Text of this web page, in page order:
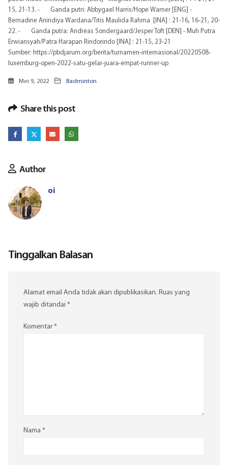
15, 21-13. - Ganda putri: Abbygael Harris/Hope Warner [ENG] -
Bernadine Anindiya Wardana/Titis Maulida Rahma [INA] : 21-16, 16-21, 20-
22. - Ganda putra: Andreas Sondergaard/Jesper Toft [DEN] - Muh Putra
Erwiansyah/Patra Harapan Rindorindo [INA] : 21-15, 23-21
Sumber: https://pbdjarum.org/berita/turnamen-internasional/20220508-
luxemburg-open-2022-satu-gelar-juara-empat-runner-up
Mei 9, 2022 Badminton
Share this post
Author
oi
Tinggalkan Balasan
Alamat email Anda tidak akan dipublikasikan. Ruas yang
wajib ditandai *
Komentar*
Nama *